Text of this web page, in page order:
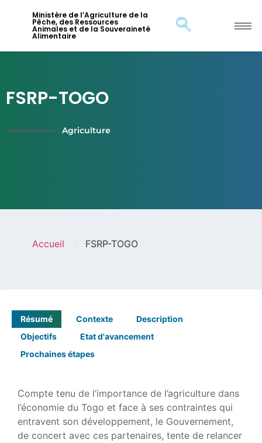
Ministère de l’Agriculture de la
Pêche, des Ressources
Animales et de la Souveraineté
Alimentaire
FSRP-TOGO
Agriculture
Accueil FSRP-TOGO
Résumé Contexte
Description
Objectifs
Etat d'avancement
Prochaines étapes
Compte tenu de l’importance de l’agriculture dans
l’économie du Togo et face à ses contraintes qui
entravent son développement, le Gouvernement,
de concert avec ces partenaires, tente de relancer